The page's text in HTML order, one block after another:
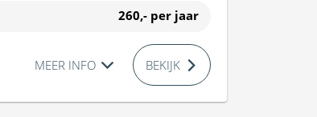
260,- per jaar
MEER INFO BEKIJK